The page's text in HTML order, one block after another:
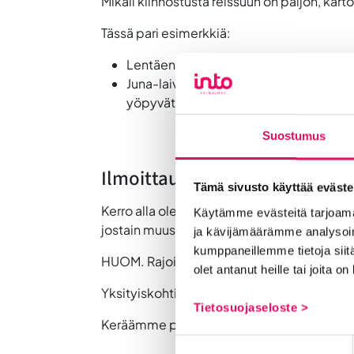
Suostumus
Tämä sivusto käyttää
Käytämme evästeitä
ja kävijämäärämme
kumppaneillemme tietoja
olet antanut heille tai joita
Tietosuojaseloste >
Tässä pari esimerkkiä:
Lentäen Vaasasta Tallinnaan, bussi
Juna-laiva-bussi -yhdistelmällä
yöpyvät
Ilmoittautuminen ja
Kerro alla olevalla lomakkeella
jostain muusta vaihtoehdosta.
HUOM. Rajoitetun paikkamäärän takia
Yksityiskohtia voidaan viilata
Keräämme porukan kasaan joulukuussa,